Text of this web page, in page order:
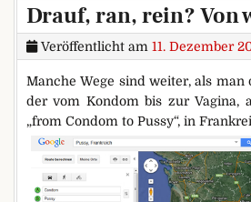
Drauf, ran, rein? Von
Veröffentlicht am 11. Dezember
Manche Wege sind weiter, als man
der vom Kondom bis zur Vagina,
„from Condom to Pussy“, in